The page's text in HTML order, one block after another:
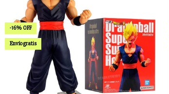
-16% OFF
Envío gratis